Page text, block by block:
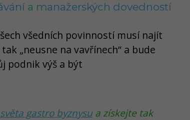
a manažerských dovedností
všedních povinností musí najít
„neusne na vavřínech“ a bude
podnik výš a být
gastro byznysua získejte tak